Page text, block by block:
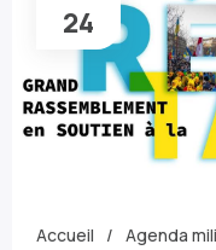
24
Accueil Agenda